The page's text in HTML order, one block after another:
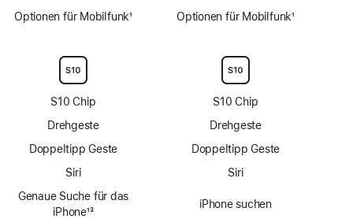
Optionen für Mobilfunk1
S10 Chip
Drehgeste
Doppeltipp Geste
Siri
Genaue Suche für das
iPhone13
Optionen für Mobilfunk1
S10 Chip
Drehgeste
Doppeltipp Geste
Siri
iPhone suchen